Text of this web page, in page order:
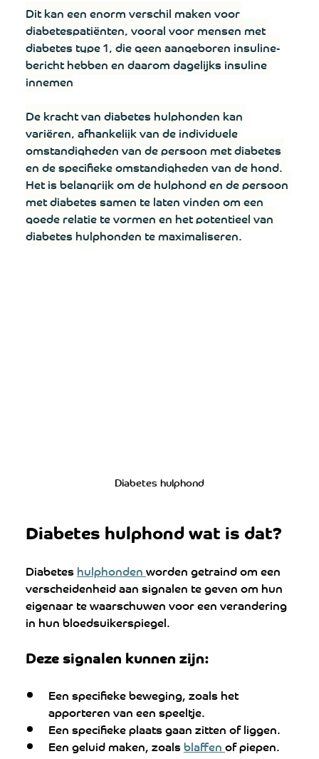
Dit kan een enorm verschil maken voor
diabetespatiënten, vooral voor mensen met
diabetes type 1, die geen aangeboren insuline-
bericht hebben en daarom dagelijks insuline
innemen
De kracht van diabetes hulphonden kan
variëren, afhankelijk van de individuele
omstandigheden van de persoon met diabetes
en de specifieke omstandigheden van de hond.
Het is belangrijk om de hulphond en de persoon
met diabetes samen te laten vinden om een ​​
goede relatie te vormen en het potentieel van
diabetes hulphonden te maximaliseren.
Diabetes hulphond
Diabetes hulphond wat is dat?
Diabetes hulphonden worden getraind om een ​​
verscheidenheid aan signalen te geven om hun
eigenaar te waarschuwen voor een verandering
in hun bloedsuikerspiegel.
Deze signalen kunnen zijn:
Een specifieke beweging, zoals het
apporteren van een speeltje.
Een specifieke plaats gaan zitten of liggen.
Een geluid maken, zoals blaffen of piepen.